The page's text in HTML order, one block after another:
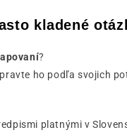
kladené
?
ho podľa svojich
platnými v